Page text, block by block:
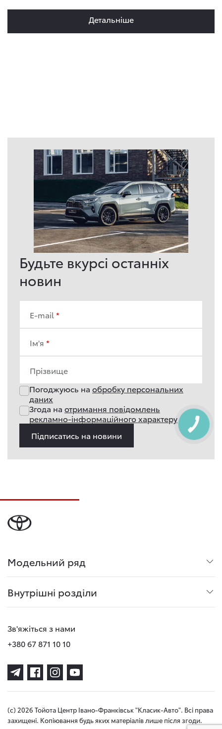
Детальнiше
Будьте вкурсі останніх
новин
E-mail
Ім'я
Прізвище
Погоджуюсь на обробку персональних
даних
Згода на отримання повідомлень
рекламно-інформаційного характеру
Підписатись на новини
Модельний ряд
Внутрішні розділи
Зв'яжіться з нами
+380 67 871 10 10
(с) 2026 Тойота Центр Івано-Франківськ "Класик-Авто". Всі права
захищені. Копіювання будь яких матеріалів лише після згоди.